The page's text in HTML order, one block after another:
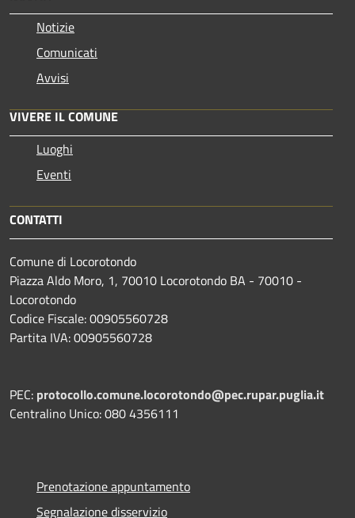
Notizie
Comunicati
Avvisi
VIVERE IL COMUNE
Luoghi
Eventi
CONTATTI
Comune di Locorotondo
Piazza Aldo Moro, 1, 70010 Locorotondo BA - 70010 -
Locorotondo
Codice Fiscale: 00905560728
Partita IVA: 00905560728
PEC: protocollo.comune.locorotondo@pec.rupar.puglia.it
Centralino Unico: 080 4356111
Prenotazione appuntamento
Segnalazione disservizio